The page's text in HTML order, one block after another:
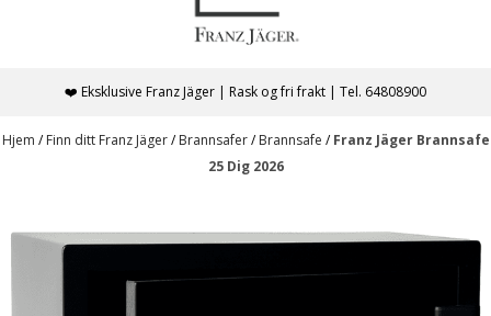
❤️ Eksklusive Franz Jäger | Rask og fri frakt | Tel. 64808900
Hjem /Finn ditt Franz Jäger/Brannsafer/Brannsafe /Franz Jäger Brannsafe
25 Dig 2026